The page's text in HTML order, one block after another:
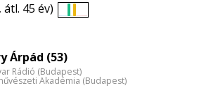
átl. 45 év)
Árpád (53)
Rádió (Budapest)
Akadémia (Budapest)